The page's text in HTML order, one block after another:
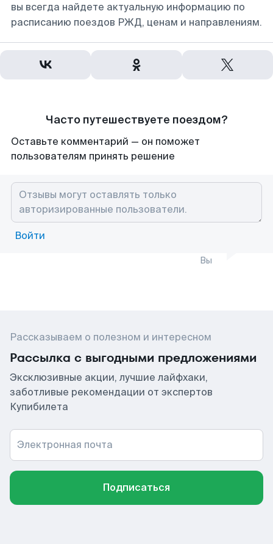
вы всегда найдете актуальную информацию по
расписанию поездов РЖД, ценам и направлениям.
Часто путешествуете поездом?
Оставьте комментарий — он поможет
пользователям принять решение
Войти
Вы
Рассказываем о полезном и интересном
Рассылка с выгодными предложениями
Эксклюзивные акции, лучшие лайфхаки,
заботливые рекомендации от экспертов
Купибилета
Электронная почта
Подписаться